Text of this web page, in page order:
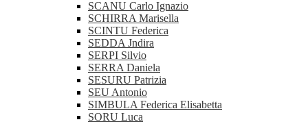
SCANU Carlo Ignazio
SCHIRRA Marisella
SCINTU Federica
SEDDA Jndira
SERPI Silvio
SERRA Daniela
SESURU Patrizia
SEU Antonio
SIMBULA Federica Elisabetta
SORU Luca